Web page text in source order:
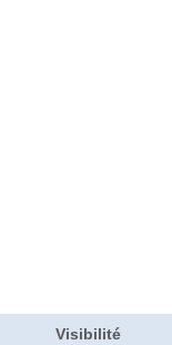
Visibilité